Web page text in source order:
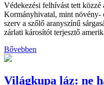
Védekezési felhívást tett
Kormányhivatal, mint növény-
szerv a szőlő aranyszínű
zárlati károsítót terjesztő
Bővebben
Világkupa láz: ne